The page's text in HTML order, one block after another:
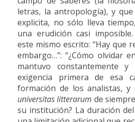
letras, la antropología), y
explicita, no sólo lleva
una erudición casi
este mismo escrito: “Hay que
embargo…”: “¿Cómo olvidar
mantuvo constantemente
exigencia primera de esa
formación de los analistas, y
universitas litterarum de
su institución? La duración